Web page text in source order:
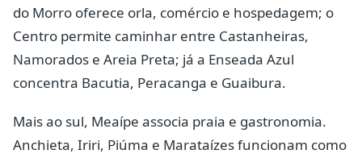
do Morro oferece orla, comércio e hospedagem; o
Centro permite caminhar entre Castanheiras,
Namorados e Areia Preta; já a Enseada Azul
concentra Bacutia, Peracanga e Guaibura.
Mais ao sul, Meaípe associa praia e gastronomia.
Anchieta, Iriri, Piúma e Marataízes funcionam como